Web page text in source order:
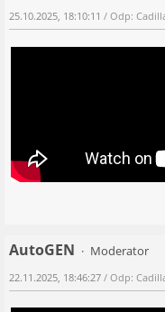
25.10.2025, 18:10:11 / Odp:
AutoGEN
Moderator
22.11.2025, 18:46:27 / Odp: